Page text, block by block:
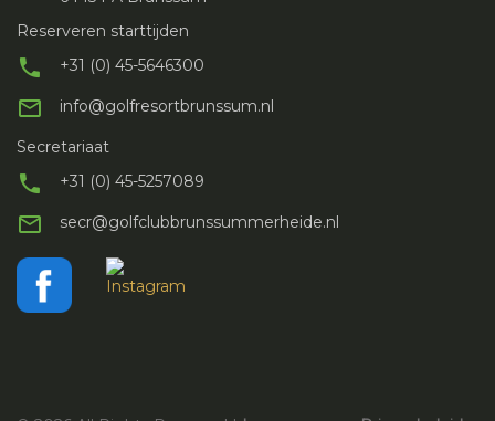
Reserveren starttijden
+31 (0) 45-5646300
info@golfresortbrunssum.nl
Secretariaat
+31 (0) 45-5257089
secr@golfclubbrunssummerheide.nl